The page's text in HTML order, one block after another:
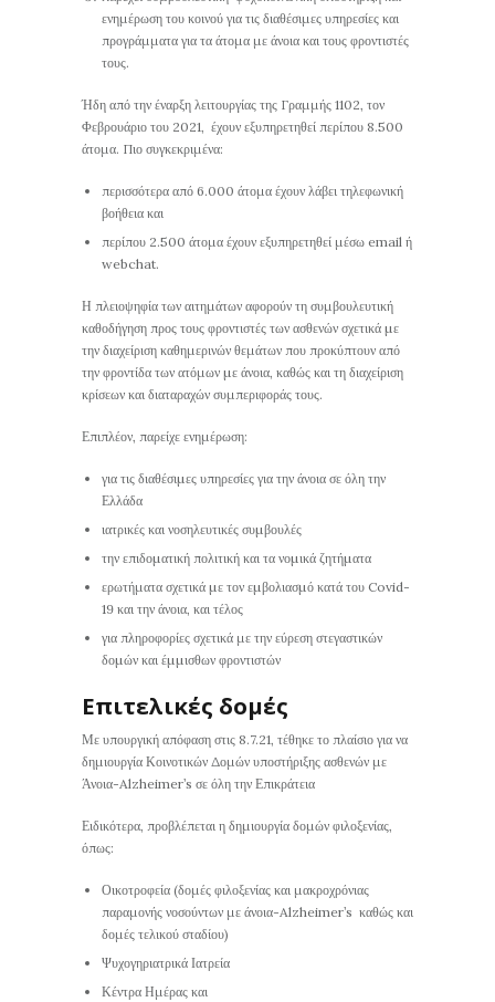
ενημέρωση του κοινού για τις διαθέσιμες υπηρεσίες και
προγράμματα για τα άτομα με άνοια και τους φροντιστές
τους.
Ήδη από την έναρξη λειτουργίας της Γραμμής 1102, τον
Φεβρουάριο του 2021, έχουν εξυπηρετηθεί περίπου 8.500
άτομα. Πιο συγκεκριμένα:
περισσότερα από 6.000 άτομα έχουν λάβει τηλεφωνική
βοήθεια και
περίπου 2.500 άτομα έχουν εξυπηρετηθεί μέσω email ή
webchat.
Η πλειοψηφία των αιτημάτων αφορούν τη συμβουλευτική
καθοδήγηση προς τους φροντιστές των ασθενών σχετικά µε
την διαχείριση καθημερινών θεμάτων που προκύπτουν από
την φροντίδα των ατόμων µε άνοια, καθώς και τη διαχείριση
κρίσεων και διαταραχών συμπεριφοράς τους.
Επιπλέον, παρείχε ενημέρωση:
για τις διαθέσιµες υπηρεσίες για την άνοια σε όλη την
Ελλάδα
ιατρικές και νοσηλευτικές συµβουλές
την επιδοµατική πολιτική και τα νοµικά ζητήµατα
ερωτήματα σχετικά µε τον εµβολιασµό κατά του Covid-
19 και την άνοια, και τέλος
για πληροφορίες σχετικά με την εύρεση στεγαστικών
δοµών και έµµισθων φροντιστών
Επιτελικές δομές
Με υπουργική απόφαση στις 8.7.21, τέθηκε το πλαίσιο για να
δημιουργία Κοινοτικών Δομών υποστήριξης ασθενών με
Άνοια-Alzheimer’s σε όλη την Επικράτεια
Ειδικότερα, προβλέπεται η δημιουργία δομών φιλοξενίας,
όπως:
Οικοτροφεία (δομές φιλοξενίας και μακροχρόνιας
παραμονής νοσούντων με άνοια-Alzheimer’s καθώς και
δομές τελικού σταδίου)
Ψυχογηριατρικά Ιατρεία
Κέντρα Ημέρας και